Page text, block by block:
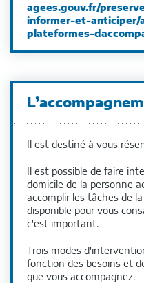
agees.gouv.fr/
informer-et-anticiper/
plateformes-
Il est destiné à vous
Il est possible de faire
domicile de la personne
accomplir les tâches de
disponible pour vous
c'est important.
Trois modes
fonction des besoins et
que vous accompagnez.